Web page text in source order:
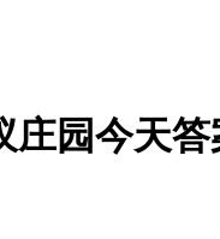
庄园今天答